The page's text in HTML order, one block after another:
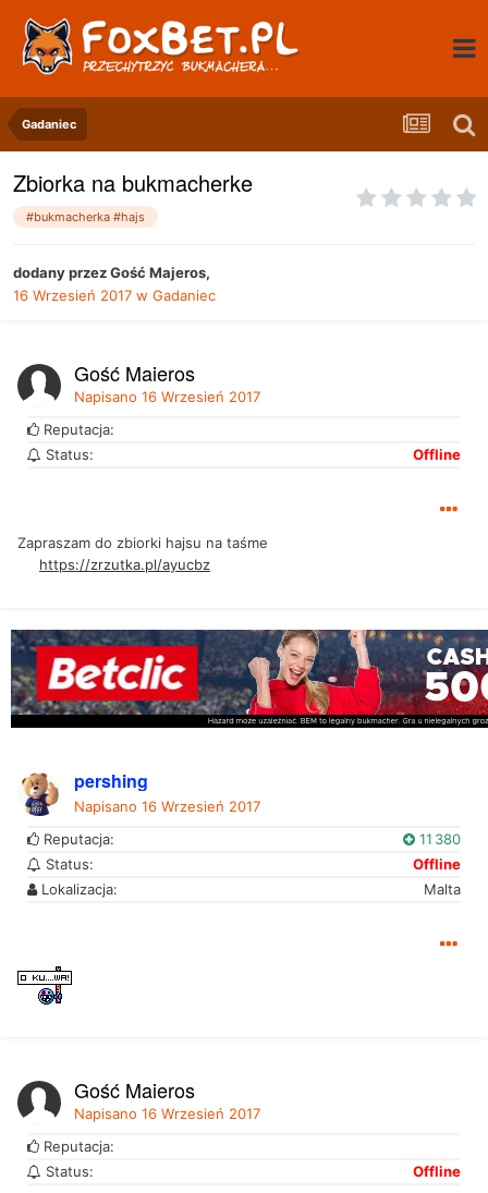
Gadaniec
Zbiorka na bukmacherke
#bukmacherka #hajs
dodany przezGość Majeros,
16 Wrzesień 2017 w Gadaniec
Gość Majeros
Napisano 16 Wrzesień 2017
Reputacja:
Status:
Offline
Zapraszam do zbiorki hajsu na taśme
https://zrzutka.pl/ayucbz
pershing
Napisano 16 Wrzesień 2017
Reputacja:
11 380
Status:
Offline
Lokalizacja:
Malta
Gość Majeros
Napisano 16 Wrzesień 2017
Reputacja:
Status:
Offline